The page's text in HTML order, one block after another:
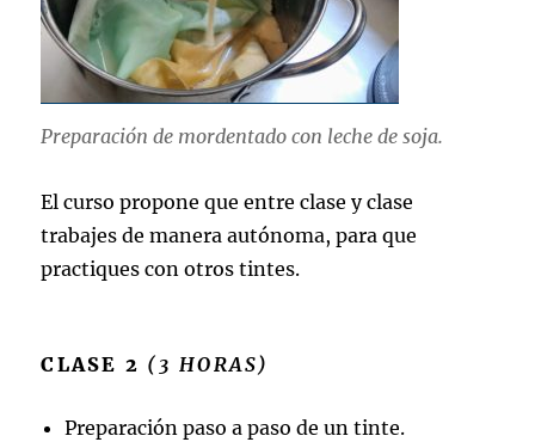
Preparación de mordentado con leche de soja.
El curso propone que entre clase y clase
trabajes de manera autónoma, para que
practiques con otros tintes.
CLASE 2 (3 HORAS)
Preparación paso a paso de un tinte.